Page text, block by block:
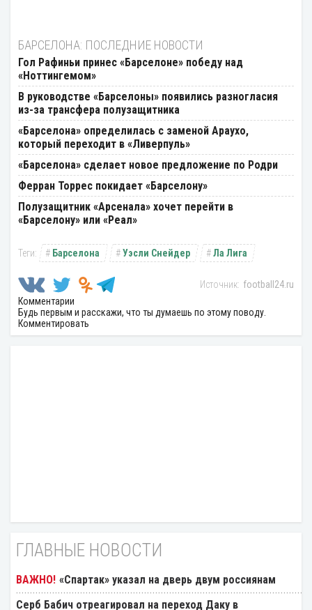
БАРСЕЛОНА: ПОСЛЕДНИЕ НОВОСТИ
Гол Рафиньи принес «Барселоне» победу над
«Ноттингемом»
В руководстве «Барселоны» появились разногласия
из-за трансфера полузащитника
«Барселона» определилась с заменой Араухо,
который переходит в «Ливерпуль»
«Барселона» сделает новое предложение по Родри
Ферран Торрес покидает «Барселону»
Полузащитник «Арсенала» хочет перейти в
«Барселону» или «Реал»
Барселона Уэсли Снейдер Ла Лига
football24.ru
Комментарии
Будь первым и расскажи, что ты думаешь по этому поводу.
Комментировать
ГЛАВНЫЕ НОВОСТИ
«Спартак» указал на дверь двум россиянам
Серб Бабич отреагировал на переход Даку в